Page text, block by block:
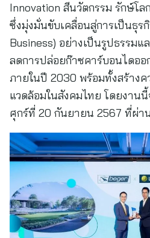
Innovation สีนวัตกรรม รักษ์โ
ซึ่งมุ่งมั่นขับเคลื่อนสู่การเป็นธุร
Business) อย่างเป็นรูปธรรม
ลดการปล่อยก๊าซคาร์บอนไดอ
ภายในปี 2030 พร้อมทั้งสร้าง
แวดล้อมในสังคมไทย โดยงาน
ศุกร์ที่ 20 กันยายน 2567 ที่ผ่า